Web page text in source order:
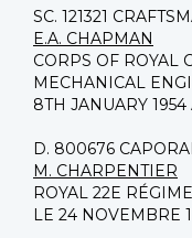
SC. 121321
E.A. CHAPMAN
CORPS OF ROYAL
MECHANICAL
8TH JANUARY 1954
D. 800676
M. CHARPENTIER
ROYAL 22E
LE 24 NOVEMBRE